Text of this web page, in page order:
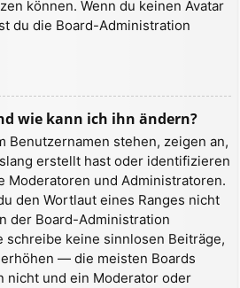
können. Wenn du keinen Avatar
du die Board-Administration
wie kann ich ihn ändern?
Benutzernamen stehen, zeigen an,
erstellt hast oder identifizieren
Moderatoren und Administratoren.
den Wortlaut eines Ranges nicht
der Board-Administration
keine sinnlosen Beiträge,
— die meisten Boards
nicht und ein Moderator oder